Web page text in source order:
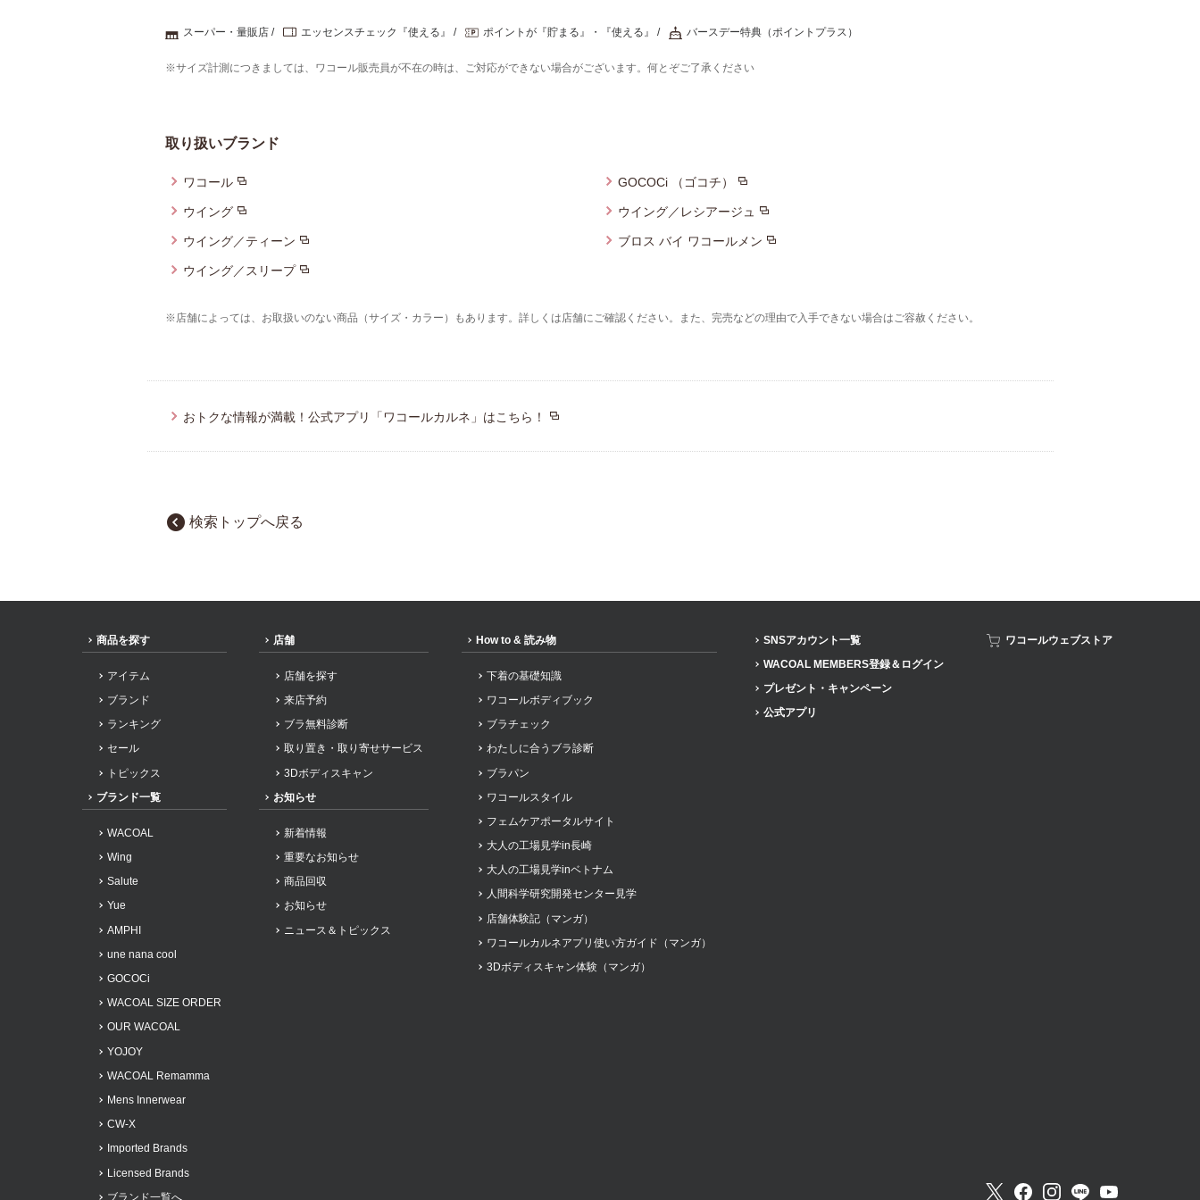
スーパー・量販店 エッセンスチェック『使える』 ポイントが『貯まる』・『使える』 バースデー特典（ポイントプラス）
※サイズ計測につきましては、ワコール販売員が不在の時は、ご対応ができない場合がございます。何とぞご了承ください
取り扱いブランド
ワコール GOCOCi （ゴコチ）
ウイング ウイング／レシアージュ
ウイング／ティーン ブロス バイ ワコールメン
ウイング／スリープ
※店舗によっては、お取扱いのない商品（サイズ・カラー）もあります。詳しくは店舗にご確認ください。また、完売などの理由で入手できない場合はご容赦ください。
おトクな情報が満載！公式アプリ「ワコールカルネ」はこちら！
検索トップへ戻る
商品を探す
アイテム
ブランド
ランキング
セール
トピックス
ブランド一覧
WACOAL
Wing
Salute
Yue
AMPHI
une nana cool
GOCOCi
WACOAL SIZE ORDER
OUR WACOAL
YOJOY
WACOAL Remamma
Mens Innerwear
CW-X
Imported Brands
Licensed Brands
ブランド一覧へ
店舗
店舗を探す
来店予約
ブラ無料診断
取り置き・取り寄せサービス
3Dボディスキャン
お知らせ
新着情報
重要なお知らせ
商品回収
お知らせ
ニュース＆トピックス
How to & 読み物
下着の基礎知識
ワコールボディブック
ブラチェック
わたしに合うブラ診断
ブラパン
ワコールスタイル
フェムケアポータルサイト
大人の工場見学in長崎
大人の工場見学inベトナム
人間科学研究開発センター見学
店舗体験記（マンガ）
ワコールカルネアプリ使い方ガイド（マンガ）
3Dボディスキャン体験（マンガ）
SNSアカウント一覧
WACOAL MEMBERS登録＆ログイン
プレゼント・キャンペーン
公式アプリ
ワコールウェブストア